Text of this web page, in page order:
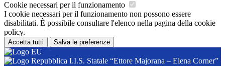
Cookie necessari per il funzionamento
I cookie necessari per il funzionamento non possono essere
disabilitati. È possibile consultare l'elenco nella pagina della cookie
policy.
Accetta tutti Salva le preferenze
I.I.S. Statale “Ettore Majorana – Elena Corner”